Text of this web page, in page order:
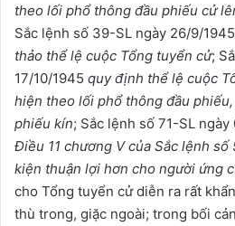
theo lối phổ thông đầu phiếu cử
Sắc lệnh số 39-SL ngày 26/9/
thảo thể lệ cuộc Tổng tuyển cử;
17/10/1945 quy định thể lệ cuộc
hiện theo lối phổ thông đầu
phiếu kín; Sắc lệnh số 71-SL ngày
Điều 11 chương V của Sắc lệnh số
kiện thuận lợi hơn cho người ứng
cho Tổng tuyển cử diễn ra rất
thù trong, giặc ngoài; trong bối